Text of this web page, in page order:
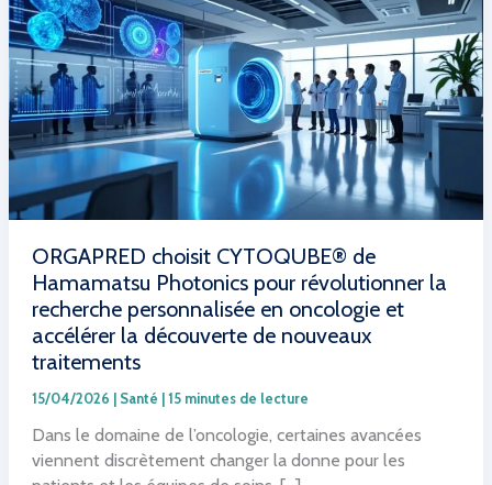
ORGAPRED choisit CYTOQUBE® de
Hamamatsu Photonics pour révolutionner la
recherche personnalisée en oncologie et
accélérer la découverte de nouveaux
traitements
15/04/2026 | Santé |15 minutes de lecture
Dans le domaine de l’oncologie, certaines avancées
viennent discrètement changer la donne pour les